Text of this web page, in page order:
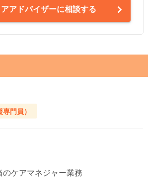
アドバイザーに相談する
門員）
ケアマネジャー業務